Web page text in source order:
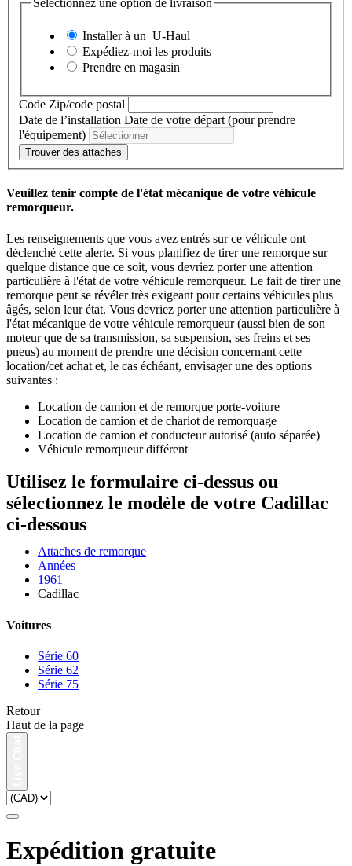
Sélectionnez une option de livraison
Installer à un U-Haul
Expédiez-moi les produits
Prendre en magasin
Code Zip/code postal
Date de l’installation Date de votre départ (pour prendre
l'équipement)
Trouver des attaches
Veuillez tenir compte de l'état mécanique de votre véhicule
remorqueur.
Les renseignements que vous avez entrés sur ce véhicule ont
déclenché cette alerte. Si vous planifiez de tirer une remorque sur
quelque distance que ce soit, vous devriez porter une attention
particulière à l'état de votre véhicule remorqueur. Le fait de tirer une
remorque peut se révéler très exigeant pour certains véhicules plus
âgés, selon leur état. Vous devriez porter une attention particulière à
l'état mécanique de votre véhicule remorqueur (aussi bien de son
moteur que de sa transmission, sa suspension, ses freins et ses
pneus) au moment de prendre une décision concernant cette
location/cet achat et, le cas échéant, envisager une des options
suivantes :
Location de camion et de remorque porte-voiture
Location de camion et de chariot de remorquage
Location de camion et conducteur autorisé (auto séparée)
Véhicule remorqueur différent
Utilisez le formulaire ci-dessus ou
sélectionnez le modèle de votre Cadillac
ci-dessous
Attaches de remorque
Années
1961
Cadillac
Voitures
Série 60
Série 62
Série 75
Retour
Haut de la page
Expédition gratuite